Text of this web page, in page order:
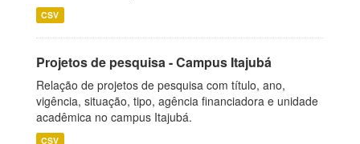
CSV
Projetos de pesquisa - Campus Itajubá
Relação de projetos de pesquisa com título, ano,
vigência, situação, tipo, agência financiadora e unidade
acadêmica no campus Itajubá.
CSV